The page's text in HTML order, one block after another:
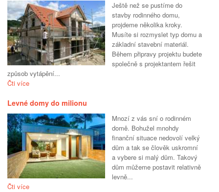
Ještě než se pustíme do
stavby rodinného domu,
projdeme několika kroky.
Musíte si rozmyslet typ domu a
základní stavební materiál.
Během připravy projektu budete
společně s projektantem řešit
způsob vytápění...
Čti více
Levné domy do milionu
Mnozí z vás sní o rodinném
domě. Bohužel mnohdy
finanční situace nedovolí velký
dům a tak se člověk uskromní
a vybere si malý dům. Takový
dům můžeme postavit relativně
levně...
Čti více